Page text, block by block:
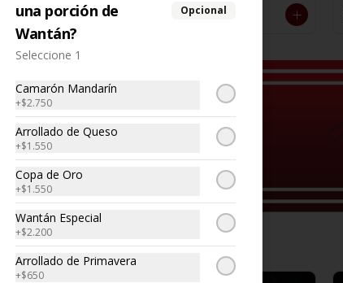
$10.250 $6.350
una porción de
Wantán?
Opcional
Seleccione 1
Camarón Mandarín
+$2.750
Arrollado de Queso
+$1.550
Copa de Oro
+$1.550
Wantán Especial
+$2.200
Arrollado de Primavera
+$650